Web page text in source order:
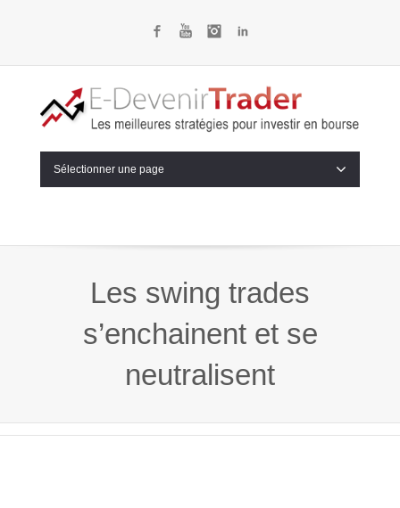
FacebookYouTubeInstagram
Sélectionner une page
Les swing trades
s’enchainent et se
neutralisent